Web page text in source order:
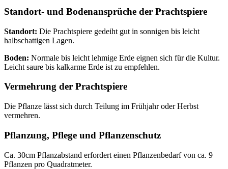
Standort- und Bodenansprüche der Prachtspiere
Standort: Die Prachtspiere gedeiht gut in sonnigen bis leicht
halbschattigen Lagen.
Boden: Normale bis leicht lehmige Erde eignen sich für die Kultur.
Leicht saure bis kalkarme Erde ist zu empfehlen.
Vermehrung der Prachtspiere
Die Pflanze lässt sich durch Teilung im Frühjahr oder Herbst
vermehren.
Pflanzung, Pflege und Pflanzenschutz
Ca. 30cm Pflanzabstand erfordert einen Pflanzenbedarf von ca. 9
Pflanzen pro Quadratmeter.